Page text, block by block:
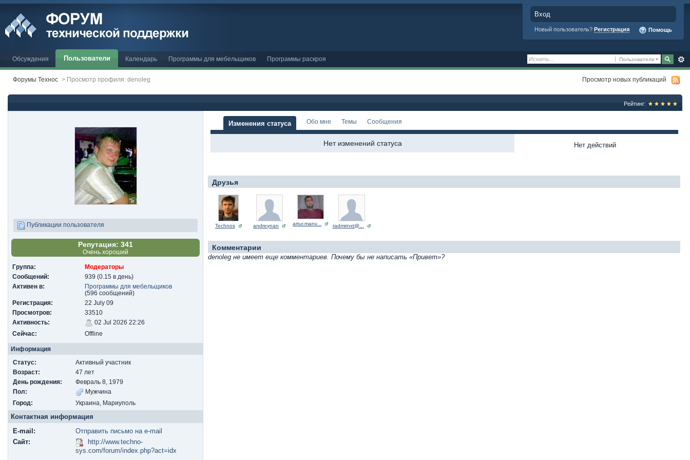
Вход
Новый пользователь? Регистрация Помощь
Пользователи
Обсуждения Пользователи Календарь Программы для мебельщиков Программы раскроя
Форумы Технос > Просмотр профиля: denoleg Просмотр новых публикаций
Рейтинг:
Публикации пользователя
Репутация: 341
Очень хороший
Группа:
Модераторы
Сообщений:
939 (0.15 в день)
Активен в:
Программы для мебельщиков
(596 сообщений)
Регистрация:
22 July 09
Просмотров:
33510
Активность:
02 Jul 2026 22:26
Сейчас:
Offline
Информация
Статус:
Активный участник
Возраст:
47 лет
День рождения:
Февраль 8, 1979
Пол:
Мужчина
Город:
Украина, Мариуполь
Контактная информация
E-mail:
Отправить письмо на e-mail
Сайт:
http://www.techno-
sys.com/forum/index.php?act=idx
Изменения статуса Обо мне Темы Сообщения
Нет изменений статуса Нет действий
Друзья
Technos andreynan artur.manv... radmirnxt@...
Комментарии
denoleg не имеет еще комментариев. Почему бы не написать «Привет»?